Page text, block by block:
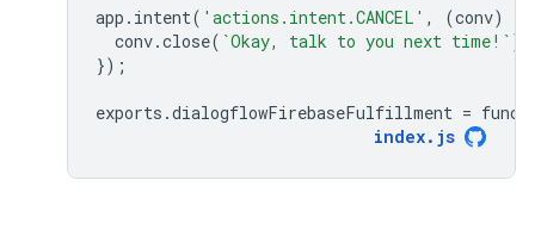
app . intent( 'actions.intent.CANCEL' , (conv)
conv.close( `Okay, talk to you next time!` );
});
exports .dialogflowFirebaseFulfillment =
index. js